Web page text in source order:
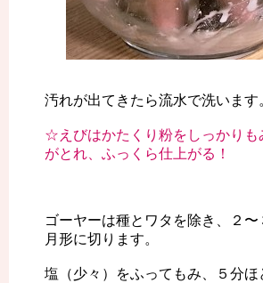
汚れが出てきたら流水で洗います
☆えびはかたくり粉をしっかりも
がとれ、ふっくら仕上がる！
ゴーヤーは種とワタを除き、２
月形に切ります。
塩（少々）をふってもみ、５分ほ